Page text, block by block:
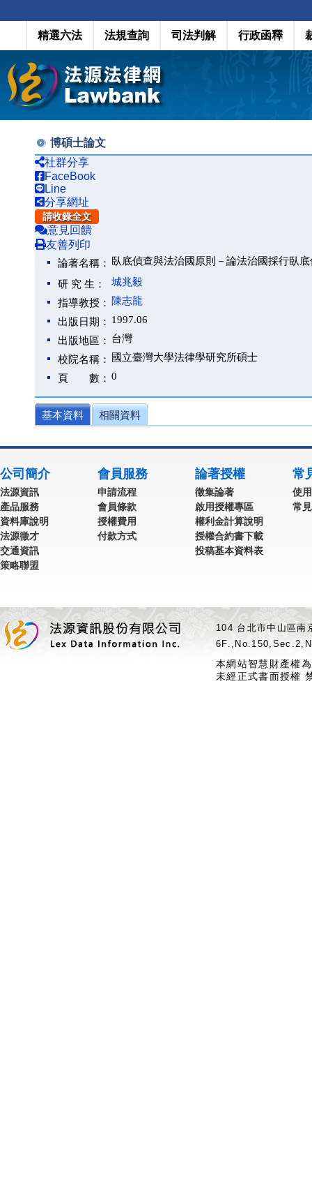
精選六法 法規查詢 司法判解 行政函釋
博碩士論文
社群分享
FaceBook
Line
分享網址
請收錄全文
意見回饋
友善列印
論著名稱： 臥底偵查與法治國原則－論法治國採行臥
研 究 生：
城兆毅
指導教授：
陳志龍
出版日期： 1997.06
出版地區： 台灣
校院名稱：
國立臺灣大學法律學研究所碩士
頁 數： 0
基本資料 相關資料
公司簡介
法源資訊
產品服務
資料庫說明
法源徵才
交通資訊
策略聯盟
會員服務
申請流程
會員條款
授權費用
付款方式
論著授權
徵集論著
啟用授權專區
權利金計算說明
授權合約書下載
投稿基本資料表
常
使
常
104 台北市中山區
本網站智慧財產權
未經正式書面授權